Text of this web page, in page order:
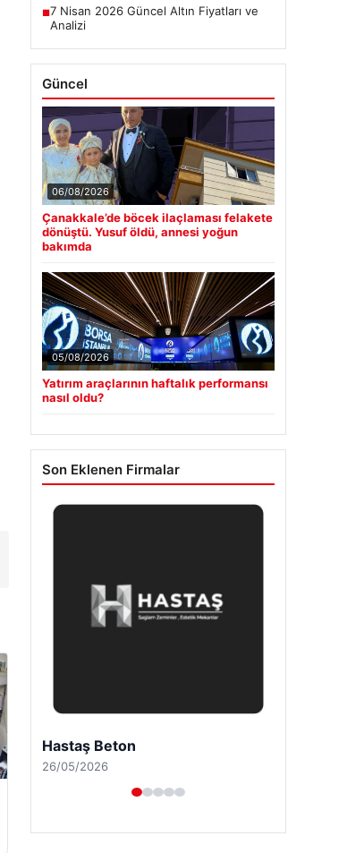
■7 Nisan 2026 Güncel Altın Fiyatları ve
Analizi
Güncel
06/08/2026
Çanakkale’de böcek ilaçlaması felakete
dönüştü. Yusuf öldü, annesi yoğun
bakımda
05/08/2026
Yatırım araçlarının haftalık performansı
nasıl oldu?
Son Eklenen Firmalar
Prenses Night Club
29/04/2026